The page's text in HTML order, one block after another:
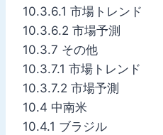
10.3.6.1 市場トレンド
10.3.6.2 市場予測
10.3.7 その他
10.3.7.1 市場トレンド
10.3.7.2 市場予測
10.4 中南米
10.4.1 ブラジル